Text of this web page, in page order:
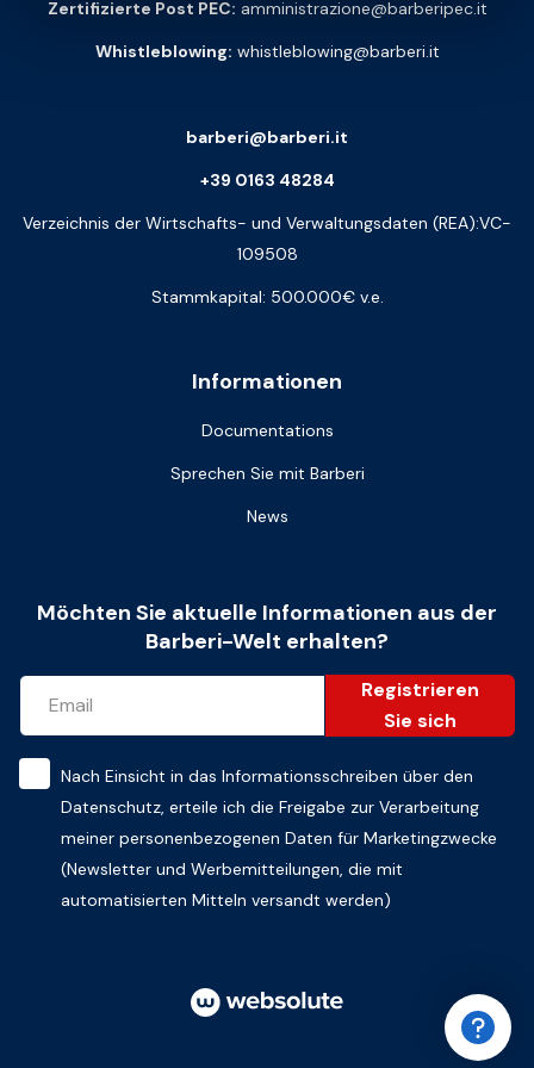
Zertifizierte Post PEC: amministrazione@barberipec.it
Whistleblowing: whistleblowing@barberi.it
Informationen
Documentations
Sprechen Sie mit Barberi
News
barberi@barberi.it
+39 0163 48284
Verzeichnis der Wirtschafts- und Verwaltungsdaten (REA):VC-
109508
Stammkapital: 500.000€ v.e.
Möchten Sie aktuelle Informationen aus der
Barberi-Welt erhalten?
Registrieren
Sie sich
Nach Einsicht in das Informationsschreiben über den
Datenschutz, erteile ich die Freigabe zur Verarbeitung
meiner personenbezogenen Daten für Marketingzwecke
(Newsletter und Werbemitteilungen, die mit
automatisierten Mitteln versandt werden)